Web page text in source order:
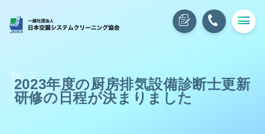
2023年度の厨房排気設備診断士更新
研修の日程が決まりました